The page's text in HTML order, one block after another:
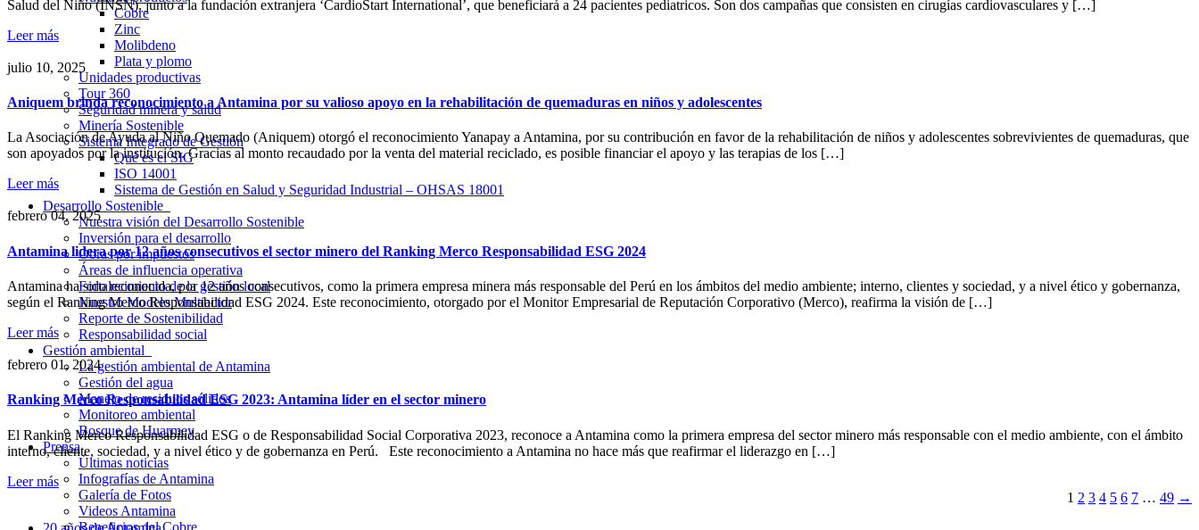
Cobre
Zinc
Molibdeno
Plata y plomo
Unidades productivas
Tour 360
Seguridad minera y salud
Minería Sostenible
Sistema Integrado de Gestión
Qué es el SIG
ISO 14001
Sistema de Gestión en Salud y Seguridad Industrial – OHSAS 18001
Desarrollo Sostenible
Nuestra visión del Desarrollo Sostenible
Inversión para el desarrollo
Obras por impuestos
Áreas de influencia operativa
Fortalecimiento de la gestión local
Nuestro Modelo Multiactor
Reporte de Sostenibilidad
Responsabilidad social
Gestión ambiental
La gestión ambiental de Antamina
Gestión del agua
Manejo de residuos sólidos
Monitoreo ambiental
Bosque de Huarmey
Prensa
Últimas noticias
Infografías de Antamina
Galería de Fotos
Videos Antamina
Beneficios del Cobre
Salud del Niño (INSN), junto a la fundación extranjera ‘CardioStart International’, que beneficiará a 24 pacientes pediatricos. Son dos campañas que consisten en cirugías cardiovasculares y […]
Leer más
julio 10, 2025
Aniquem brinda reconocimiento a Antamina por su valioso apoyo en la rehabilitación de quemaduras en niños y adolescentes
La Asociación de Ayuda al Niño Quemado (Aniquem) otorgó el reconocimiento Yanapay a Antamina, por su contribución en favor de la rehabilitación de niños y adolescentes sobrevivientes de quemaduras, que
son apoyados por la institución. Gracias al monto recaudado por la venta del material reciclado, es posible financiar el apoyo y las terapias de los […]
Leer más
febrero 04, 2025
Antamina lidera por 12 años consecutivos el sector minero del Ranking Merco Responsabilidad ESG 2024
Antamina ha sido reconocida, por 12 años consecutivos, como la primera empresa minera más responsable del Perú en los ámbitos del medio ambiente; interno, clientes y sociedad, y a nivel ético y gobernanza,
según el Ranking Merco Responsabilidad ESG 2024. Este reconocimiento, otorgado por el Monitor Empresarial de Reputación Corporativo (Merco), reafirma la visión de […]
Leer más
febrero 01, 2024
Ranking Merco Responsabilidad ESG 2023: Antamina líder en el sector minero
El Ranking Merco Responsabilidad ESG o de Responsabilidad Social Corporativa 2023, reconoce a Antamina como la primera empresa del sector minero más responsable con el medio ambiente, con el ámbito
interno, cliente, sociedad, y a nivel ético y de gobernanza en Perú. Este reconocimiento a Antamina no hace más que reafirmar el liderazgo en […]
Leer más
1 2 3 4 5 6 7 … 49 →